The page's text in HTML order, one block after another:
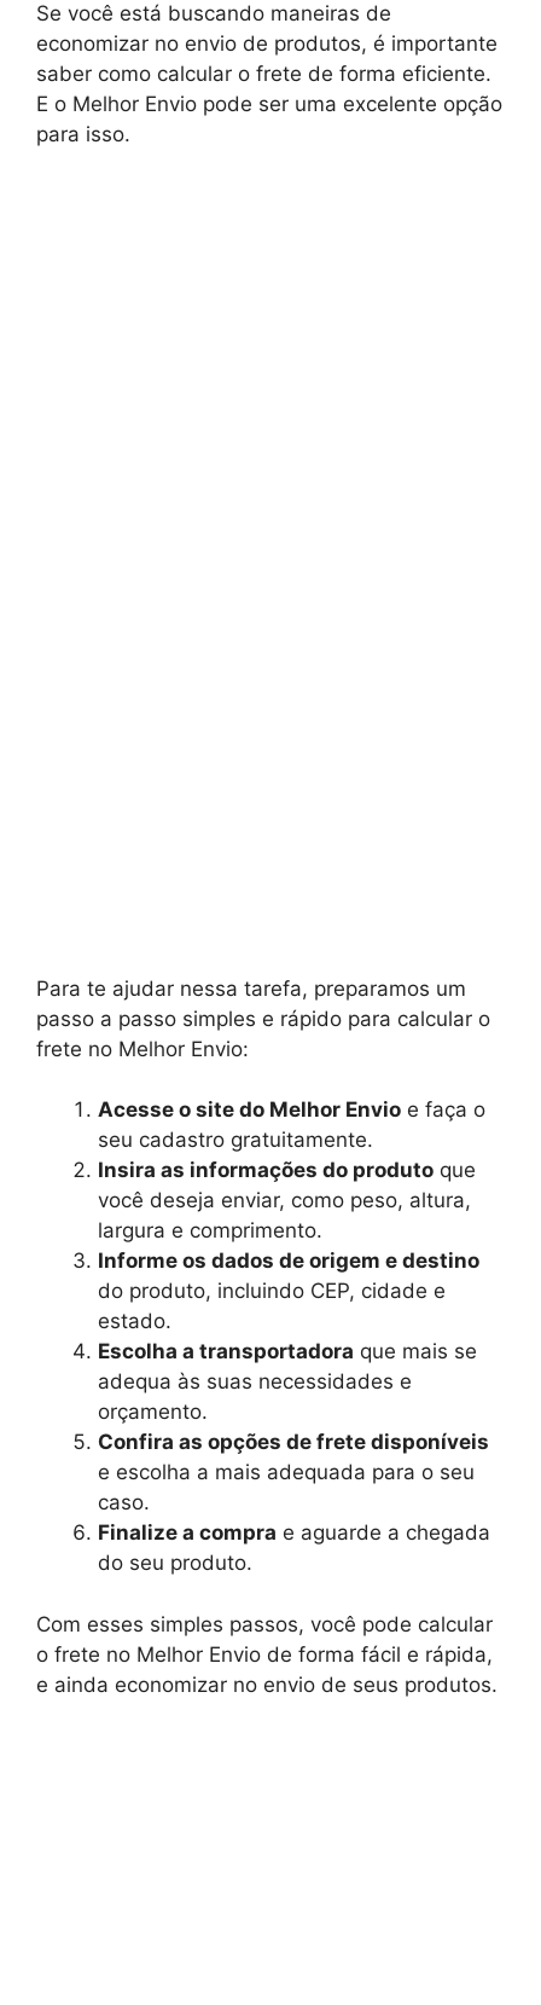
Se você está buscando maneiras de
economizar no envio de produtos, é importante
saber como calcular o frete de forma eficiente.
E o Melhor Envio pode ser uma excelente opção
para isso.
Para te ajudar nessa tarefa, preparamos um
passo a passo simples e rápido para calcular o
frete no Melhor Envio:
Acesse o site do Melhor Envio e faça o
seu cadastro gratuitamente.
Insira as informações do produto que
você deseja enviar, como peso, altura,
largura e comprimento.
Informe os dados de origem e destino
do produto, incluindo CEP, cidade e
estado.
Escolha a transportadora que mais se
adequa às suas necessidades e
orçamento.
Confira as opções de frete disponíveis
e escolha a mais adequada para o seu
caso.
Finalize a compra e aguarde a chegada
do seu produto.
Com esses simples passos, você pode calcular
o frete no Melhor Envio de forma fácil e rápida,
e ainda economizar no envio de seus produtos.